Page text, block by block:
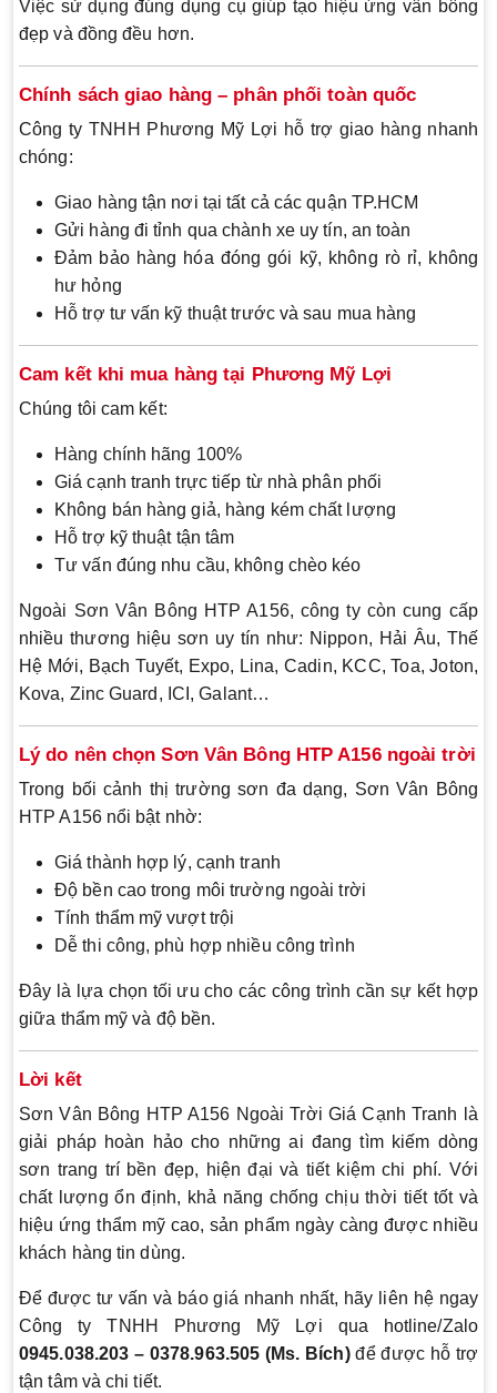
Việc sử dụng đúng dụng cụ giúp tạo hiệu ứng vân bông
đẹp và đồng đều hơn.
Chính sách giao hàng – phân phối toàn quốc
Công ty TNHH Phương Mỹ Lợi hỗ trợ giao hàng nhanh
chóng:
Giao hàng tận nơi tại tất cả các quận TP.HCM
Gửi hàng đi tỉnh qua chành xe uy tín, an toàn
Đảm bảo hàng hóa đóng gói kỹ, không rò rỉ, không
hư hỏng
Hỗ trợ tư vấn kỹ thuật trước và sau mua hàng
Cam kết khi mua hàng tại Phương Mỹ Lợi
Chúng tôi cam kết:
Hàng chính hãng 100%
Giá cạnh tranh trực tiếp từ nhà phân phối
Không bán hàng giả, hàng kém chất lượng
Hỗ trợ kỹ thuật tận tâm
Tư vấn đúng nhu cầu, không chèo kéo
Ngoài Sơn Vân Bông HTP A156, công ty còn cung cấp
nhiều thương hiệu sơn uy tín như: Nippon, Hải Âu, Thế
Hệ Mới, Bạch Tuyết, Expo, Lina, Cadin, KCC, Toa, Joton,
Kova, Zinc Guard, ICI, Galant…
Lý do nên chọn Sơn Vân Bông HTP A156 ngoài trời
Trong bối cảnh thị trường sơn đa dạng, Sơn Vân Bông
HTP A156 nổi bật nhờ:
Giá thành hợp lý, cạnh tranh
Độ bền cao trong môi trường ngoài trời
Tính thẩm mỹ vượt trội
Dễ thi công, phù hợp nhiều công trình
Đây là lựa chọn tối ưu cho các công trình cần sự kết hợp
giữa thẩm mỹ và độ bền.
Lời kết
Sơn Vân Bông HTP A156 Ngoài Trời Giá Cạnh Tranh là
giải pháp hoàn hảo cho những ai đang tìm kiếm dòng
sơn trang trí bền đẹp, hiện đại và tiết kiệm chi phí. Với
chất lượng ổn định, khả năng chống chịu thời tiết tốt và
hiệu ứng thẩm mỹ cao, sản phẩm ngày càng được nhiều
khách hàng tin dùng.
Để được tư vấn và báo giá nhanh nhất, hãy liên hệ ngay
Công ty TNHH Phương Mỹ Lợi qua hotline/Zalo
0945.038.203 – 0378.963.505 (Ms. Bích)để được hỗ trợ
tận tâm và chi tiết.